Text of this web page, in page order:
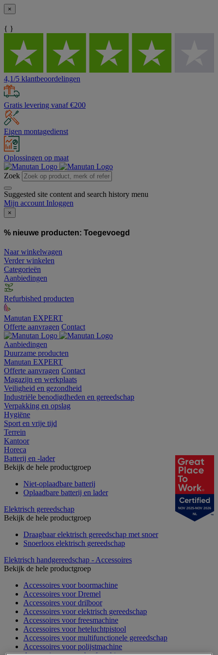
×
{ }
4,1/5 klantbeoordelingen
Gratis levering vanaf €200
Eigen montagedienst
Oplossingen op maat
Zoek
Suggested site content and search history menu
Mijn account Inloggen
×
% nieuwe producten: Toegevoegd
Naar winkelwagen
Verder winkelen
Categorieën
Aanbiedingen
Refurbished producten
Manutan EXPERT
Offerte aanvragen Contact
Aanbiedingen
Duurzame producten
Manutan EXPERT
Offerte aanvragen Contact
Magazijn en werkplaats
Veiligheid en gezondheid
Industriële benodigdheden en gereedschap
Verpakking en opslag
Hygiëne
Sport en vrije tijd
Terrein
Kantoor
Horeca
Batterij en -lader
Bekijk de hele productgroep
Niet-oplaadbare batterij
Oplaadbare batterij en lader
Elektrisch gereedschap
Bekijk de hele productgroep
Draagbaar elektrisch gereedschap met snoer
Snoerloos elektrisch gereedschap
Elektrisch handgereedschap - Accessoires
Bekijk de hele productgroep
Accessoires voor boormachine
Accessoires voor Dremel
Accessoires voor drilboor
Accessoires voor elektrisch gereedschap
Accessoires voor freesmachine
Accessoires voor heteluchtpistool
Accessoires voor multifunctionele gereedschap
Accessoires voor polijstmachine
NOV 2025-NOV 2026
NL